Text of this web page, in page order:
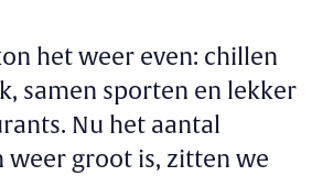
het weer even: chillen
samen sporten en lekker
Nu het aantal
weer groot is, zitten we